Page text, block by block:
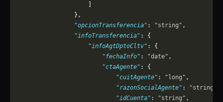
                },
                "opcionTransferencia"
: "string" ,
                "infoTransferencia"
: {
                    "infoAgtDptoCltv"
: {
                        "fechaInfo"
: "date" ,
                        "ctaAgente"
: {
                            "cuitAgente"
: "long" ,
                            "razonSocialAgente"
: "string"
                            "idCuenta"
: "string" ,